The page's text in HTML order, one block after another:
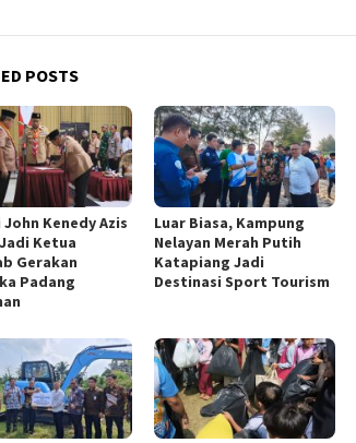
POSTS
Kenedy Azis
Ketua
Gerakan
Padang
Luar Biasa, Kampung
Nelayan Merah Putih
Katapiang Jadi
Destinasi Sport Tourism